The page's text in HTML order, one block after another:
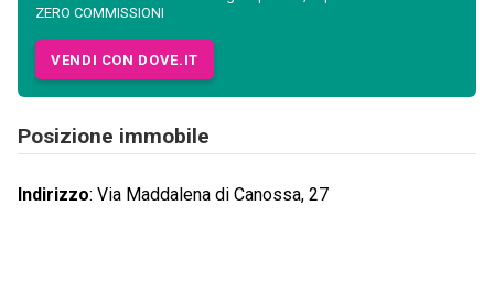
ZERO COMMISSIONI
VENDI CON DOVE.IT
Posizione immobile
Indirizzo: Via Maddalena di Canossa, 27